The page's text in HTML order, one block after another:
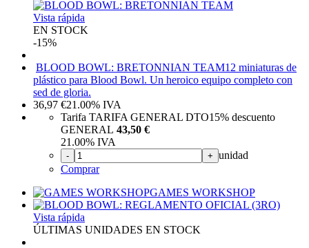
Vista rápida
EN STOCK
-15%
BLOOD BOWL: BRETONNIAN TEAM12 miniaturas de
plástico para Blood Bowl. Un heroico equipo completo con
sed de gloria.
36,97 €21.00% IVA
Tarifa TARIFA GENERAL DTO15% descuento
GENERAL 43,50 €
21.00% IVA
- + unidad
Comprar
GAMES WORKSHOP
Vista rápida
ÚLTIMAS UNIDADES EN STOCK